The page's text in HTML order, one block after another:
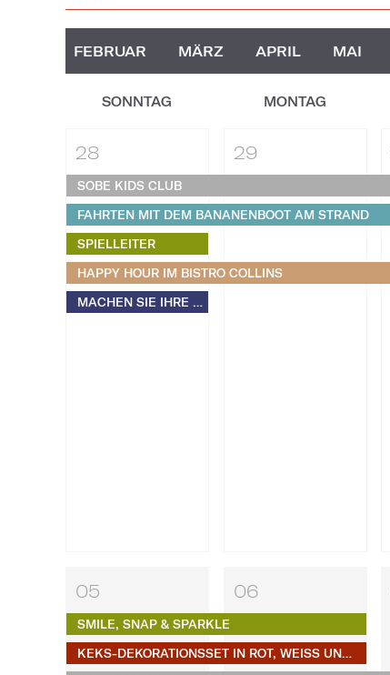
FEBRUAR MÄRZ APRIL MAI
SONNTAG MONTAG
28
SOBE KIDS CLUB
FAHRTEN MIT DEM BANANENBOOT AM STRAND
SPIELLEITER
HAPPY HOUR IM BISTRO COLLINS
MACHEN SIE IHRE EIGENEN S'MORES​​​​​​​
29
05
SMILE, SNAP & SPARKLE
KEKS-DEKORATIONSSET IN ROT, WEISS UND BLAU
06